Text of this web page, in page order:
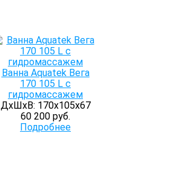
Ванна Aquatek Вега
170 105 L с
гидромассажем
ДхШхВ: 170х105х67
60 200 руб.
Подробнее